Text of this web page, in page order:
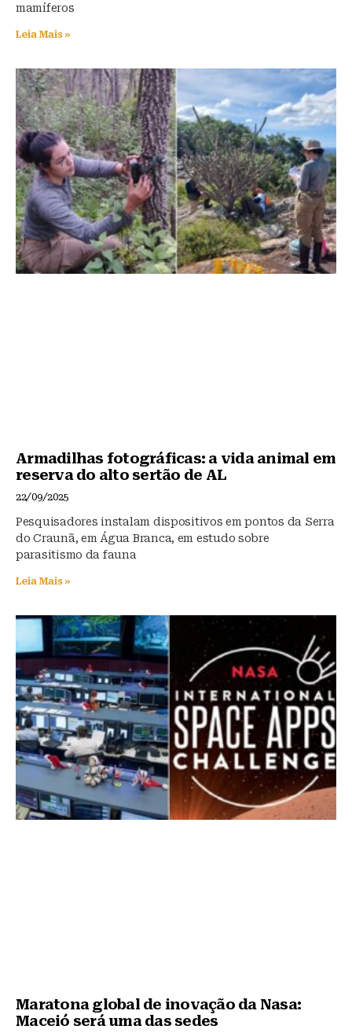
mamíferos
Leia Mais »
Armadilhas fotográficas: a vida animal em
reserva do alto sertão de AL
22/09/2025
Pesquisadores instalam dispositivos em pontos da Serra
do Craunã, em Água Branca, em estudo sobre
parasitismo da fauna
Leia Mais »
Maratona global de inovação da Nasa:
Maceió será uma das sedes